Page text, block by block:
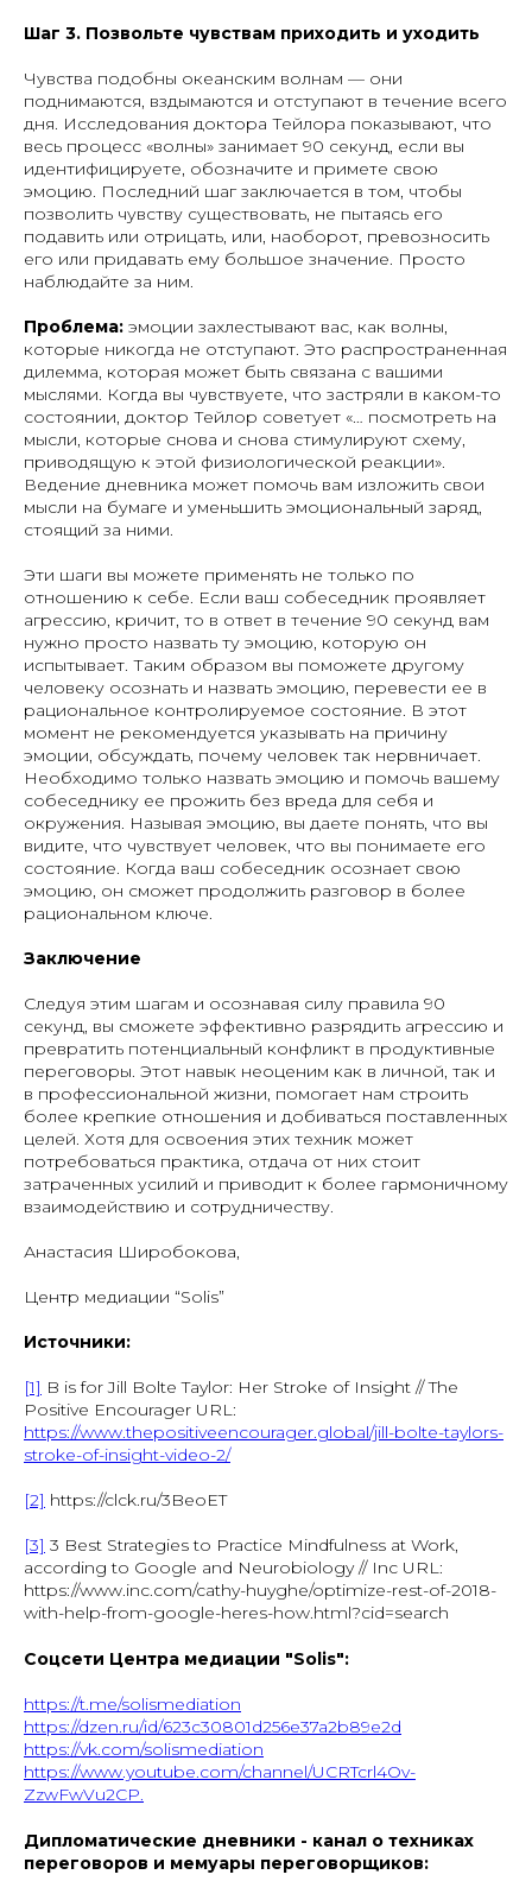
Шаг 3. Позвольте чувствам приходить и уходить
Чувства подобны океанским волнам — они
поднимаются, вздымаются и отступают в течение всего
дня. Исследования доктора Тейлора показывают, что
весь процесс «волны» занимает 90 секунд, если вы
идентифицируете, обозначите и примете свою
эмоцию. Последний шаг заключается в том, чтобы
позволить чувству существовать, не пытаясь его
подавить или отрицать, или, наоборот, превозносить
его или придавать ему большое значение. Просто
наблюдайте за ним.
Проблема: эмоции захлестывают вас, как волны,
которые никогда не отступают. Это распространенная
дилемма, которая может быть связана с вашими
мыслями. Когда вы чувствуете, что застряли в каком-то
состоянии, доктор Тейлор советует «… посмотреть на
мысли, которые снова и снова стимулируют схему,
приводящую к этой физиологической реакции».
Ведение дневника может помочь вам изложить свои
мысли на бумаге и уменьшить эмоциональный заряд,
стоящий за ними.
Эти шаги вы можете применять не только по
отношению к себе. Если ваш собеседник проявляет
агрессию, кричит, то в ответ в течение 90 секунд вам
нужно просто назвать ту эмоцию, которую он
испытывает. Таким образом вы поможете другому
человеку осознать и назвать эмоцию, перевести ее в
рациональное контролируемое состояние. В этот
момент не рекомендуется указывать на причину
эмоции, обсуждать, почему человек так нервничает.
Необходимо только назвать эмоцию и помочь вашему
собеседнику ее прожить без вреда для себя и
окружения. Называя эмоцию, вы даете понять, что вы
видите, что чувствует человек, что вы понимаете его
состояние. Когда ваш собеседник осознает свою
эмоцию, он сможет продолжить разговор в более
рациональном ключе.
Заключение
Следуя этим шагам и осознавая силу правила 90
секунд, вы сможете эффективно разрядить агрессию и
превратить потенциальный конфликт в продуктивные
переговоры. Этот навык неоценим как в личной, так и
в профессиональной жизни, помогает нам строить
более крепкие отношения и добиваться поставленных
целей. Хотя для освоения этих техник может
потребоваться практика, отдача от них стоит
затраченных усилий и приводит к более гармоничному
взаимодействию и сотрудничеству.
Анастасия Широбокова,
Центр медиации “Solis”
Источники:
[1] B is for Jill Bolte Taylor: Her Stroke of Insight // The
Positive Encourager URL:
https://www.thepositiveencourager.global/jill-bolte-taylors-
stroke-of-insight-video-2/
[2] https://clck.ru/3BeoET
[3] 3 Best Strategies to Practice Mindfulness at Work,
according to Google and Neurobiology // Inc URL:
https://www.inc.com/cathy-huyghe/optimize-rest-of-2018-
with-help-from-google-heres-how.html?cid=search
Соцсети Центра медиации "Solis":
https://t.me/solismediation
https://dzen.ru/id/623c30801d256e37a2b89e2d
https://vk.com/solismediation
https://www.youtube.com/channel/UCRTcrl4Ov-
ZzwFwVu2CP.
Дипломатические дневники - канал о техниках
переговоров и мемуары переговорщиков: